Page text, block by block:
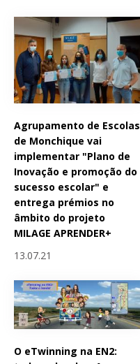
Agrupamento de Escolas
de Monchique vai
implementar "Plano de
Inovação e promoção do
sucesso escolar" e
entrega prémios no
âmbito do projeto
MILAGE APRENDER+
13.07.21
O eTwinning na EN2: